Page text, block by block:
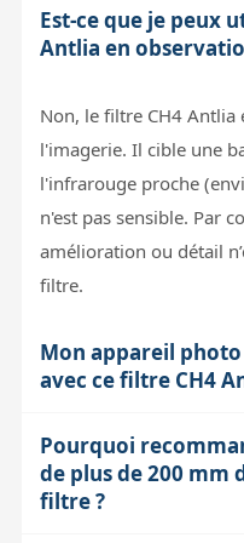
Est-ce que je peux
Antlia en
Non, le filtre CH4
l'imagerie. Il cible une
l'infrarouge proche
n'est pas sensible. Par
amélioration ou détail
filtre.
Mon appareil
avec ce filtre CH4
Oui, à condition que
sensible à l’infrarouge
CCD non filtrés
Pourquoi
de plus de 200 mm
filtre ?